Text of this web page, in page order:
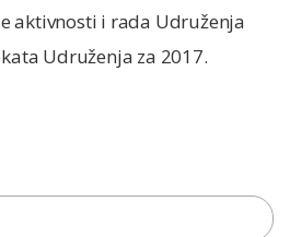
aktivnosti i rada Udruženja
Udruženja za 2017.